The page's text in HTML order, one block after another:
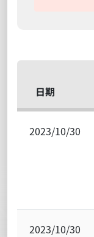
日期
2023/10/30
2023/10/30